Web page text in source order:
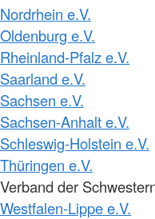
Nordrhein e.V.
Oldenburg e.V.
Rheinland-Pfalz e.V.
Saarland e.V.
Sachsen e.V.
Sachsen-Anhalt e.V.
Schleswig-Holstein e.V.
Thüringen e.V.
Verband der
Westfalen-Lippe e.V.